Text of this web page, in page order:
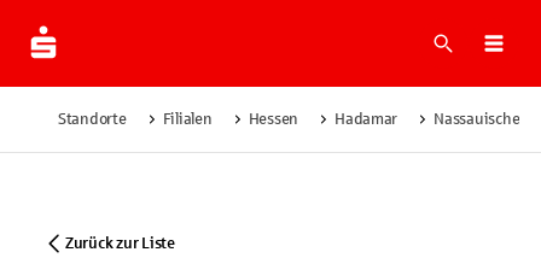
Suche
Standorte Filialen Hessen Hadamar Nassauische
Zurück zur Liste